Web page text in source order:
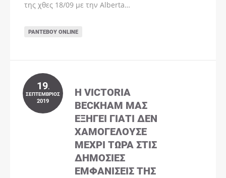
της χθες 18/09 με την Alberta…
ΡΑΝΤΕΒΟΎ ONLINE
19.
ΣΕΠΤΈΜΒΡΙΟΣ
2019
Η VICTORIA
BECKHAM ΜΑΣ
ΕΞΗΓΕΊ ΓΙΑΤΊ ΔΕΝ
ΧΑΜΟΓΕΛΟΎΣΕ
ΜΈΧΡΙ ΤΏΡΑ ΣΤΙΣ
ΔΗΜΌΣΙΕΣ
ΕΜΦΑΝΊΣΕΙΣ ΤΗΣ